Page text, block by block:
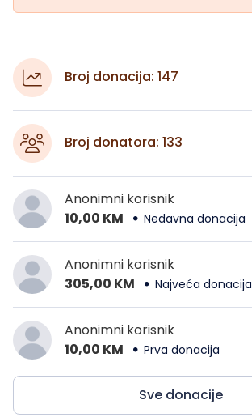
Broj donacija: 147
Broj donatora: 133
Anonimni korisnik
10,00 KM
Nedavna donacija
Anonimni korisnik
305,00 KM
Najveća donacija
Anonimni korisnik
10,00 KM
Prva donacija
Sve donacije